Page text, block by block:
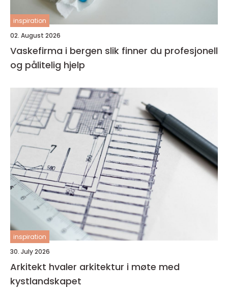
inspiration
02. August 2026
Vaskefirma i bergen slik finner du profesjonell
og pålitelig hjelp
inspiration
30. July 2026
Arkitekt hvaler arkitektur i møte med
kystlandskapet